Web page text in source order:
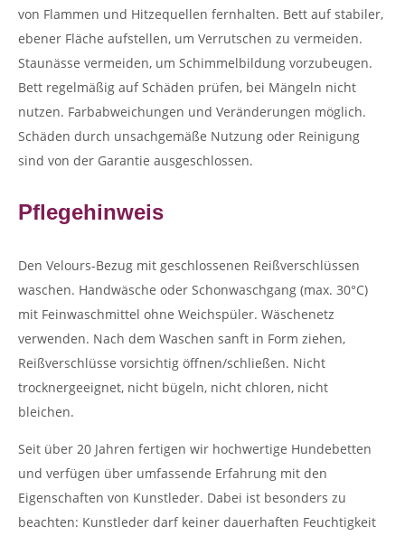
von Flammen und Hitzequellen fernhalten. Bett auf stabiler,
ebener Fläche aufstellen, um Verrutschen zu vermeiden.
Staunässe vermeiden, um Schimmelbildung vorzubeugen.
Bett regelmäßig auf Schäden prüfen, bei Mängeln nicht
nutzen. Farbabweichungen und Veränderungen möglich.
Schäden durch unsachgemäße Nutzung oder Reinigung
sind von der Garantie ausgeschlossen.
Pflegehinweis
Den Velours-Bezug mit geschlossenen Reißverschlüssen
waschen. Handwäsche oder Schonwaschgang (max. 30°C)
mit Feinwaschmittel ohne Weichspüler. Wäschenetz
verwenden. Nach dem Waschen sanft in Form ziehen,
Reißverschlüsse vorsichtig öffnen/schließen. Nicht
trocknergeeignet, nicht bügeln, nicht chloren, nicht
bleichen.
Seit über 20 Jahren fertigen wir hochwertige Hundebetten
und verfügen über umfassende Erfahrung mit den
Eigenschaften von Kunstleder. Dabei ist besonders zu
beachten: Kunstleder darf keiner dauerhaften Feuchtigkeit